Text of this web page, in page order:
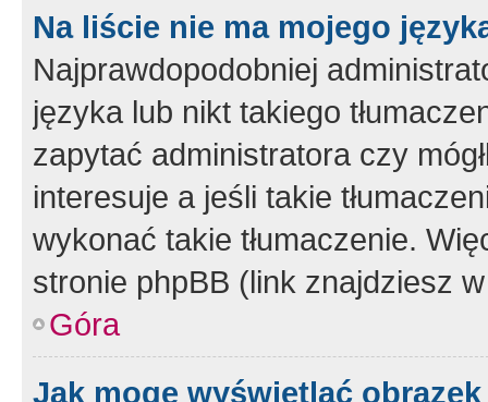
Na liście nie ma mojego
Najprawdopodobniej
języka lub nikt takiego
zapytać administratora czy
interesuje a jeśli takie
wykonać takie tłumaczenie.
stronie phpBB (link znajdziesz
Góra
Jak mogę wyświetlać